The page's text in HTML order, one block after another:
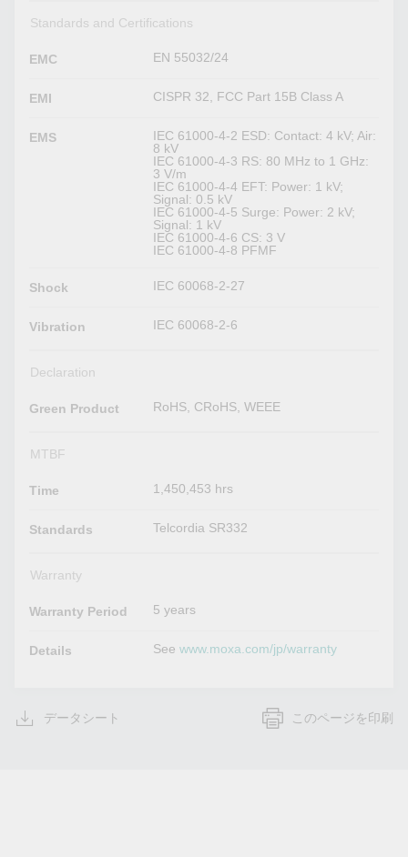
Standards and Certifications
EMC EN 55032/24
EMI CISPR 32, FCC Part 15B Class A
EMS
IEC 61000-4-2 ESD: Contact: 4 kV; Air:
8 kV
IEC 61000-4-3 RS: 80 MHz to 1 GHz:
3 V/m
IEC 61000-4-4 EFT: Power: 1 kV;
Signal: 0.5 kV
IEC 61000-4-5 Surge: Power: 2 kV;
Signal: 1 kV
IEC 61000-4-6 CS: 3 V
IEC 61000-4-8 PFMF
Shock IEC 60068-2-27
Vibration IEC 60068-2-6
Declaration
Green Product RoHS, CRoHS, WEEE
MTBF
Time 1,450,453 hrs
Standards Telcordia SR332
Warranty
Warranty Period 5 years
Details Seewww.moxa.com/jp/warranty
データシート このページを印刷